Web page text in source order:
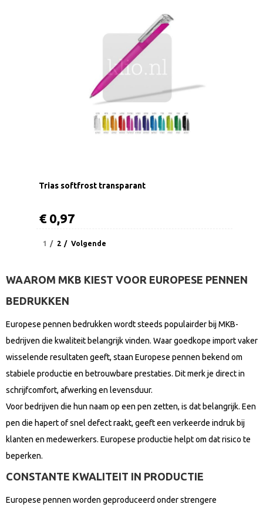
Trias softfrost transparant
€ 0,97
1 2 Volgende
WAAROM MKB KIEST VOOR EUROPESE PENNEN
BEDRUKKEN
Europese pennen bedrukken wordt steeds populairder bij MKB-
bedrijven die kwaliteit belangrijk vinden. Waar goedkope import vaker
wisselende resultaten geeft, staan Europese pennen bekend om
stabiele productie en betrouwbare prestaties. Dit merk je direct in
schrijfcomfort, afwerking en levensduur.
Voor bedrijven die hun naam op een pen zetten, is dat belangrijk. Een
pen die hapert of snel defect raakt, geeft een verkeerde indruk bij
klanten en medewerkers. Europese productie helpt om dat risico te
beperken.
CONSTANTE KWALITEIT IN PRODUCTIE
Europese pennen worden geproduceerd onder strengere